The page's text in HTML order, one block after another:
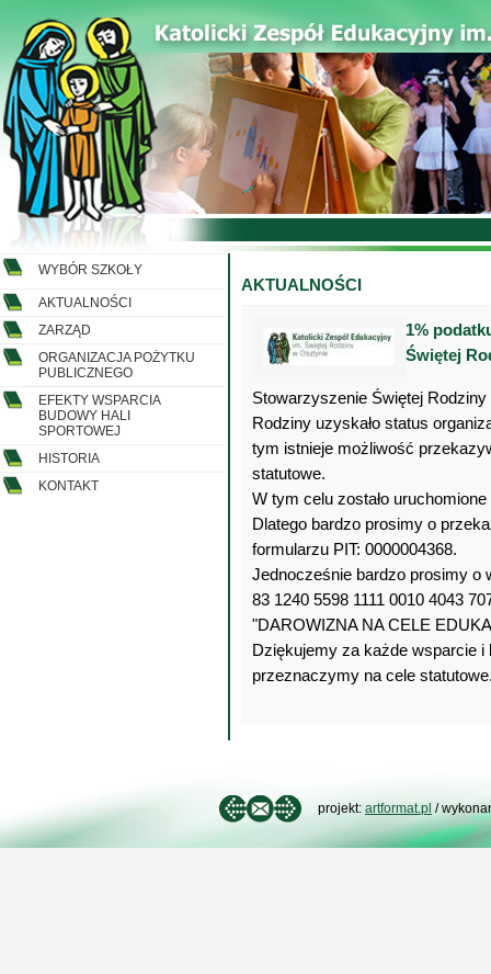
WYBÓR SZKOŁY
AKTUALNOŚCI
ZARZĄD
ORGANIZACJA POŻYTKU
PUBLICZNEGO
EFEKTY WSPARCIA
BUDOWY HALI
SPORTOWEJ
HISTORIA
KONTAKT
AKTUALNOŚCI
1%
Świętej
Stowarzyszenie Świętej
Rodziny uzyskało status
tym istnieje możliwość
statutowe.
W tym celu zostało
Dlatego bardzo prosimy o
formularzu PIT: 0000004368.
Jednocześnie bardzo prosimy o
83 1240 5598 1111 0010 4043
"DAROWIZNA NA CELE
Dziękujemy za każde wsparcie
przeznaczymy na cele
projekt: artformat.pl /